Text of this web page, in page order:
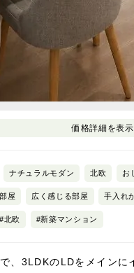
価格詳細を表
ナチュラルモダン 北欧 お
屋 広く感じる部屋 手入れ
#北欧 #新築マンション
、3LDKのLDをメインに